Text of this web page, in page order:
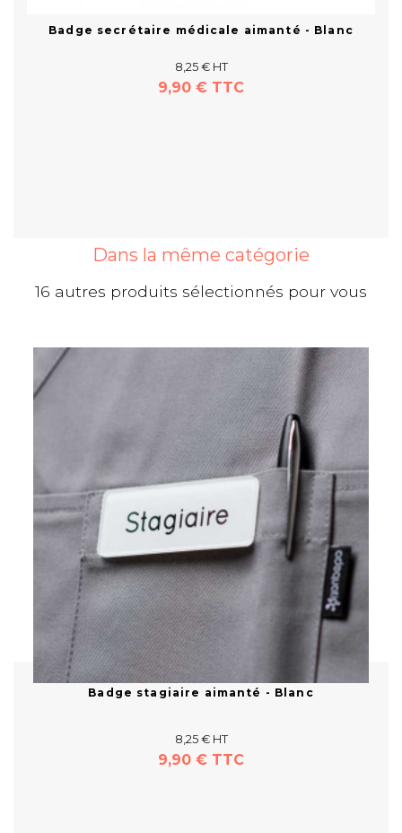
Badge secrétaire médicale aimanté - Blanc
8,25 € HT
9,90 € TTC
Dans la même catégorie
16 autres produits sélectionnés pour vous
Badge stagiaire aimanté - Blanc
8,25 € HT
9,90 € TTC